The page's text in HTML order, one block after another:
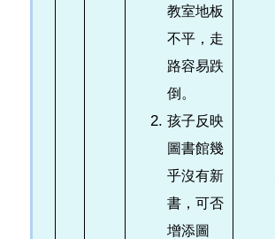
教室地板
不平，走
路容易跌
倒。
孩子反映
圖書館幾
乎沒有新
書，可否
增添圖